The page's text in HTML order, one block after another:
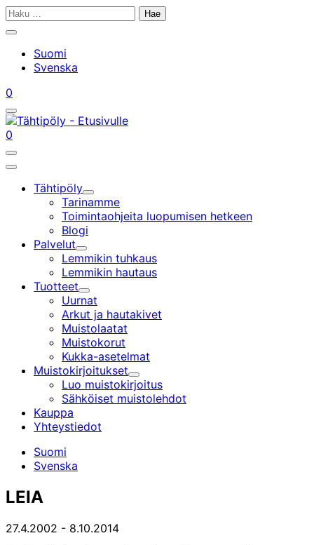
Siirry
Haku:
Sulje
hakupalkkiSuomi
Svenska
Tilini
Ostoskorisi
0
Avaa/sulje
hakupalkki
Tilini
Ostoskorisi
0
Avaa/sulje
hakupalkki
Päävalikko
Tähtipöly
Alavalikko
Tarinamme
Toimintaohjeita luopumisen hetkeen
Blogi
Palvelut
Alavalikko
Lemmikin tuhkaus
Lemmikin hautaus
Tuotteet
Alavalikko
Uurnat
Arkut ja hautakivet
Muistolaatat
Muistokorut
Kukka-asetelmat
Muistokirjoitukset
Alavalikko
Luo muistokirjoitus
Sähköiset muistolehdot
Kauppa
Yhteystiedot
Suomi
Svenska
LEIA
27.4.2002 - 8.10.2014